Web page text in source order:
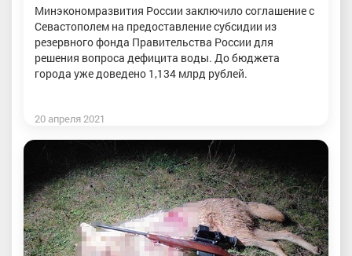
Минэкономразвития России заключило соглашение с
Севастополем на предоставление субсидии из
резервного фонда Правительства России для
решения вопроса дефицита воды. До бюджета
города уже доведено 1,134 млрд рублей.
20 апреля 2021